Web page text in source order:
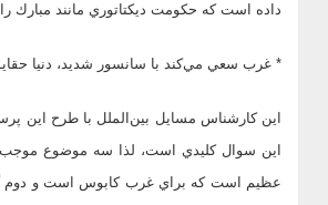
داده است كه حكومت ديكتاتوري مانند مبارك
* غرب سعي مي‌كند با سانسور شديد، دنيا
اين كارشناس مسايل بين‌الملل با طرح اين
اين سوال كليدي است، لذا سه موضوع موجب
عظيم است كه براي غرب كابوس است و دوم‌